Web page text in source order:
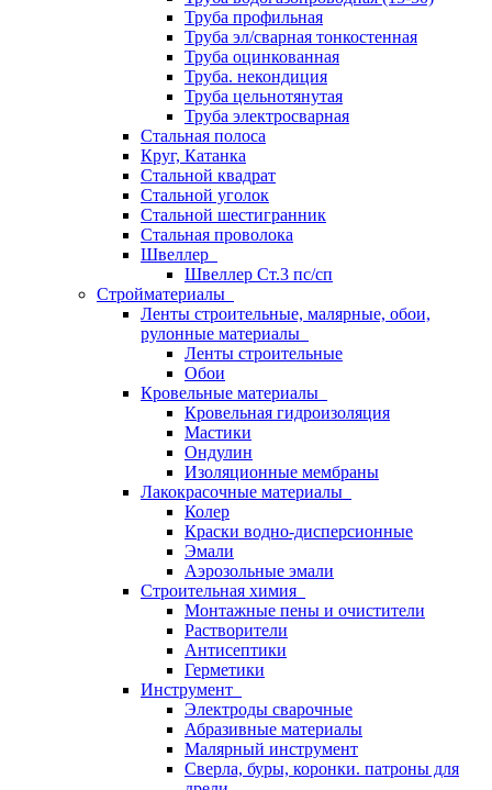
Труба профильная
Труба эл/сварная тонкостенная
Труба оцинкованная
Труба. некондиция
Труба цельнотянутая
Труба электросварная
Стальная полоса
Круг, Катанка
Стальной квадрат
Стальной уголок
Стальной шестигранник
Стальная проволока
Швеллер
Швеллер Ст.3 пс/сп
Стройматериалы
Ленты строительные, малярные, обои,
рулонные материалы
Ленты строительные
Обои
Кровельные материалы
Кровельная гидроизоляция
Мастики
Ондулин
Изоляционные мембраны
Лакокрасочные материалы
Колер
Краски водно-дисперсионные
Эмали
Аэрозольные эмали
Строительная химия
Монтажные пены и очистители
Растворители
Антисептики
Герметики
Инструмент
Электроды сварочные
Абразивные материалы
Малярный инструмент
Сверла, буры, коронки. патроны для